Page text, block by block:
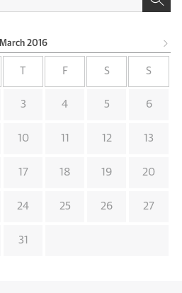
March 2016
F S S
3 4 5 6
10 11 12 13
17 18 19 20
24 25 26 27
31